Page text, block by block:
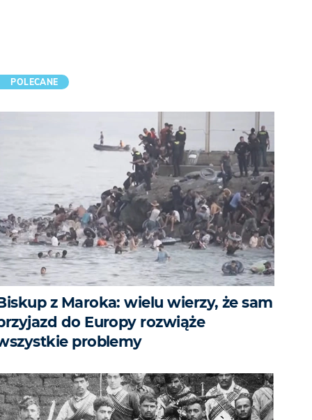
POLECANE
z Maroka: wielu wierzy, że sam
do Europy rozwiąże
problemy